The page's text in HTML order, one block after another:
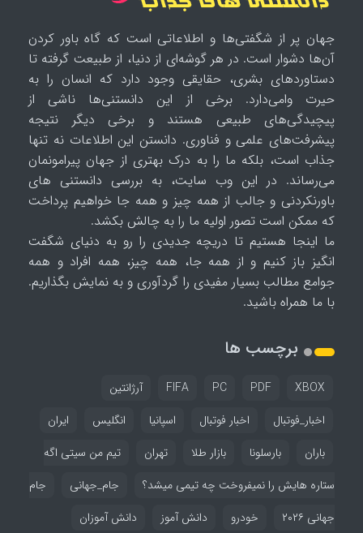
جهان پر از شگفتی‌ها و اطلاعاتی است که گاه باور کردن
آن‌ها دشوار است. در هر گوشه‌ای از دنیا، از طبیعت گرفته تا
دستاوردهای بشری، حقایقی وجود دارد که انسان را به
حیرت وامی‌دارد. برخی از این دانستنی‌ها ناشی از
پیچیدگی‌های طبیعی هستند و برخی دیگر نتیجه
پیشرفت‌های علمی و فناوری. دانستن این اطلاعات نه تنها
جذاب است، بلکه ما را به درک بهتری از جهان پیرامونمان
می‌رساند. در این وب سایت، به بررسی دانستنی های
باورنکردنی و جالب از همه چیز و همه جا خواهیم پرداخت
که ممکن است تصور اولیه ما را به چالش بکشد.
ما اینجا هستیم تا دریچه جدیدی را رو به دنیای شگفت
انگیز باز کنیم و از همه جا، همه چیز، همه افراد و همه
جوامع مطالب بسیار مفیدی را گردآوری و به نمایش بگذاریم.
با ما همراه باشید.
برچسب ها
FIFA PC PDF XBOX
آرژانتین
اخبار_فوتبال
اخبار فوتبال اسپانیا انگلیس
ایران
باران
بارسلونا بازار طلا تهران
تیم من سیتی اگه
ستاره هایش را نمیفروخت چه تیمی میشد؟
جام_جهانی
جام
جهانی ۲۰۲۶
خودرو دانش آموز دانش آموزان